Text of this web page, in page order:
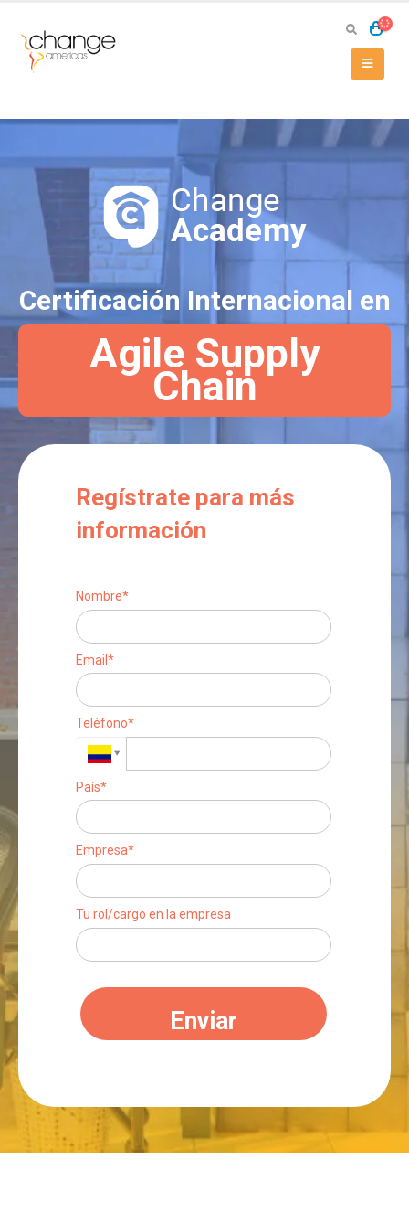
Regístrate para más
información
Nombre*
Email*
Teléfono*
País*
Empresa*
Tu rol/cargo en la empresa
Enviar
Certificación Internacional en
Agile Supply
Chain